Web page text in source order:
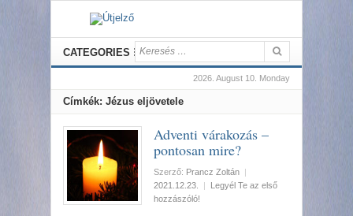
CATEGORIES
2026. August 10. Monday
Címkék: Jézus eljövetele
Adventi várakozás –
pontosan mire?
Szerző: Prancz Zoltán |
2021.12.23.
|
Legyél Te az első
hozzászóló!